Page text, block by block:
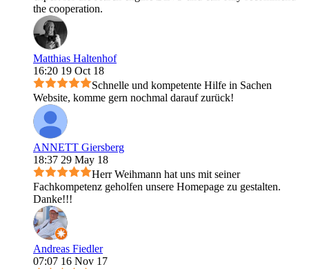
the cooperation.
Matthias Haltenhof
16:20 19 Oct 18
Schnelle und kompetente Hilfe in Sachen
Website, komme gern nochmal darauf zurück!
ANNETT Giersberg
18:37 29 May 18
Herr Weihmann hat uns mit seiner
Fachkompetenz geholfen unsere Homepage zu gestalten.
Danke!!!
Andreas Fiedler
07:07 16 Nov 17